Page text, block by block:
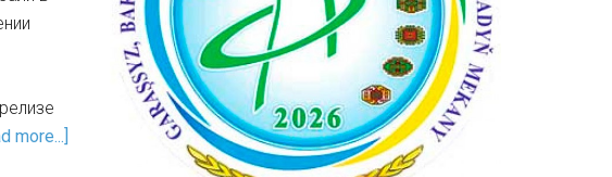
more...]